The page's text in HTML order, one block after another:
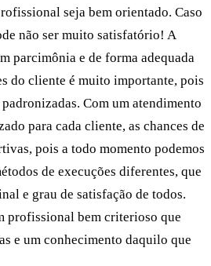
seja bem orientado. Caso
não ser muito satisfatório! A
parcimônia e de forma adequada
do cliente é muito importante, pois
padronizadas. Com um atendimento
para cada cliente, as chances de
pois a todo momento podemos
de execuções diferentes, que
e grau de satisfação de todos.
profissional bem criterioso que
e um conhecimento daquilo que